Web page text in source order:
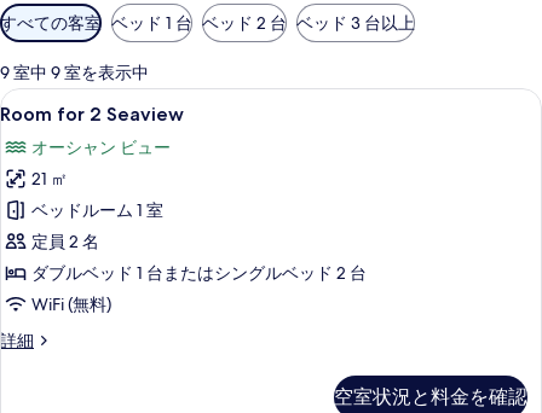
利
用
可
能
な
客
室
の
絞
り
込
み
条
すべての客室 ベッド 1 台 ベッド 2 台 ベッド 3 台以上
9 室中 9 室を表示中
Room
for
2
Seaview
の
す
べ
て
の
Room for 2 Seaview | ミニバー、セ
5
Room for 2 Seaview
オーシャン ビュー
21 ㎡
ベッドルーム 1 室
定員 2 名
ダブルベッド 1 台またはシングルベッド 2 台
WiFi (無料)
詳細
Room
空室状況と料金を確認